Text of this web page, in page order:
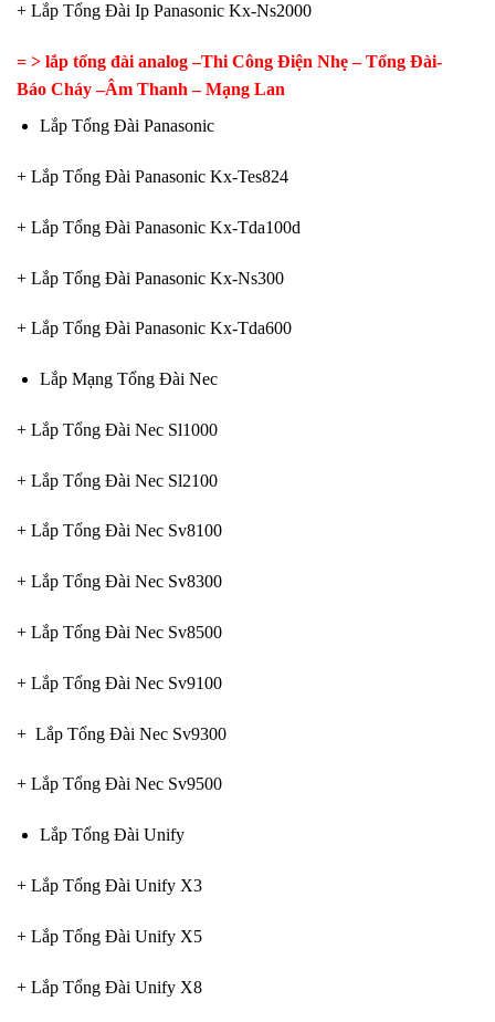
+ Lắp Tổng Đài Ip Panasonic Kx-Ns2000
= > lắp tổng đài analog –Thi Công Điện Nhẹ – Tổng Đài-
Báo Cháy –Âm Thanh – Mạng Lan
Lắp Tổng Đài Panasonic
+ Lắp Tổng Đài Panasonic Kx-Tes824
+ Lắp Tổng Đài Panasonic Kx-Tda100d
+ Lắp Tổng Đài Panasonic Kx-Ns300
+ Lắp Tổng Đài Panasonic Kx-Tda600
Lắp Mạng Tổng Đài Nec
+ Lắp Tổng Đài Nec Sl1000
+ Lắp Tổng Đài Nec Sl2100
+ Lắp Tổng Đài Nec Sv8100
+ Lắp Tổng Đài Nec Sv8300
+ Lắp Tổng Đài Nec Sv8500
+ Lắp Tổng Đài Nec Sv9100
+ Lắp Tổng Đài Nec Sv9300
+ Lắp Tổng Đài Nec Sv9500
Lắp Tổng Đài Unify
+ Lắp Tổng Đài Unify X3
+ Lắp Tổng Đài Unify X5
+ Lắp Tổng Đài Unify X8